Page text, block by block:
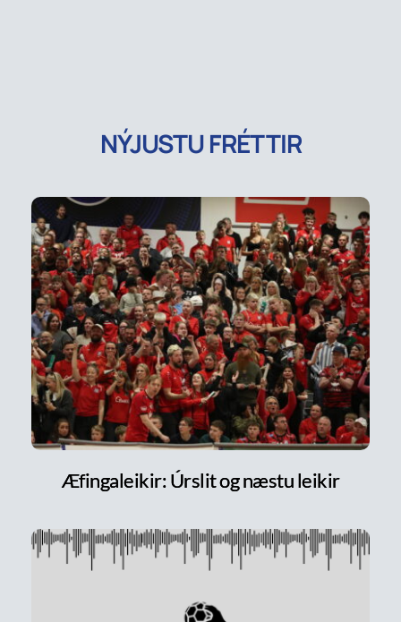
NÝJUSTU FRÉTTIR
Æfingaleikir: Úrslit og næstu leikir